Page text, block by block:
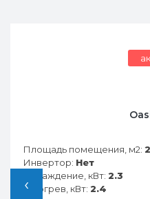
‹
Funai
Площадь помещения,
Инвертор:Нет
Охлаждение, кВт:
Обогрев, кВт: